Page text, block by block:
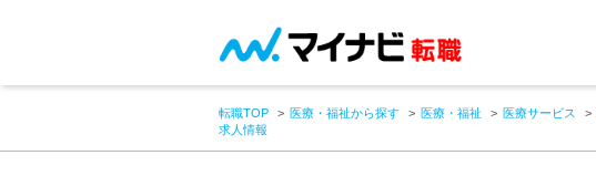
転職TOP 医療・福祉から探す 医療・福祉 医療サービス
求人情報